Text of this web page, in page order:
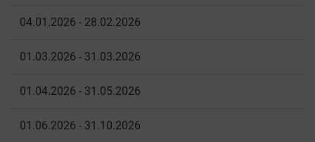
04.01.2026 - 28.02.2026
01.03.2026 - 31.03.2026
01.04.2026 - 31.05.2026
01.06.2026 - 31.10.2026